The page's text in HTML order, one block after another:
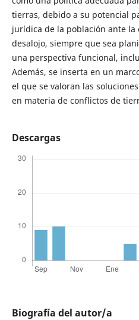
tierras, debido a su potencial
jurídica de la población ante la
desalojo, siempre que sea
una perspectiva funcional,
Además, se inserta en un
el que se valoran las
en materia de conflictos de
Descargas
Biografía del autor/a